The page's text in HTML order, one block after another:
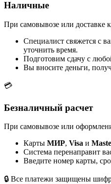
Наличные
При самовывозе или доставке
Специалист свяжется с
уточнить время.
Подготовим сдачу с
Вы вносите деньги,
💳
Безналичный расчет
При самовывозе или
Карты МИР, Visa и
Система перенаправит
Введите номер карты,
🔒 Все платежи защищены